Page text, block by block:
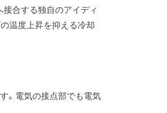
接合する独自のアイディ
温度上昇を抑える冷却
。電気の接点部でも電気